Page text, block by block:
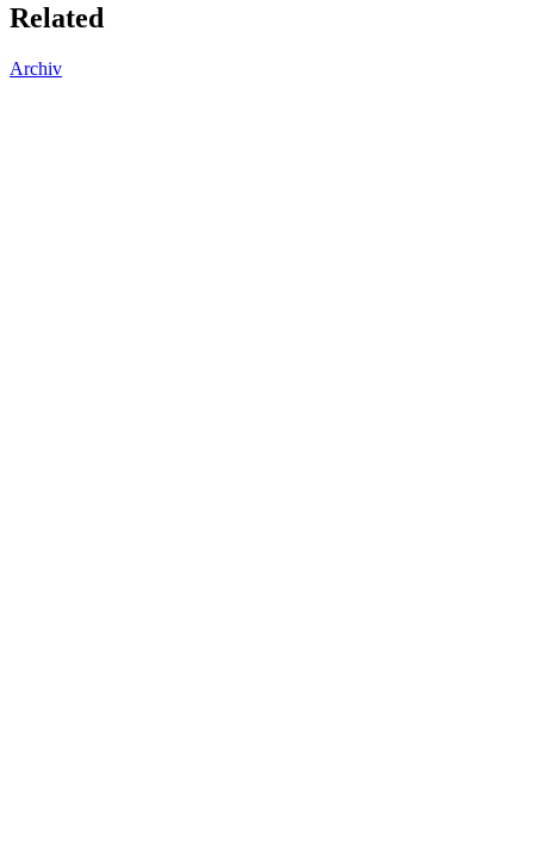
Related
Archiv